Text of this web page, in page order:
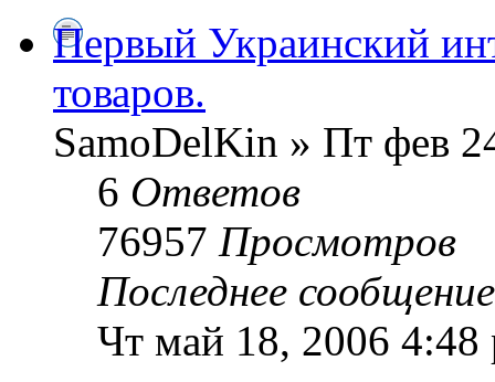
Первый Украинский
товаров.
SamoDelKin » Пт фев
6 Ответов
76957 Просмотров
Последнее
Чт май 18, 2006 4:48